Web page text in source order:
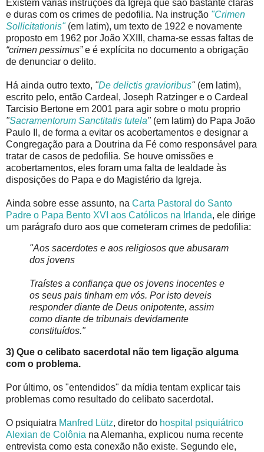
Existem várias instruções da Igreja que são bastante claras
e duras com os crimes de pedofilia. Na instrução "Crimen
Sollicitationis"(em latim), um texto de 1922 e novamente
proposto em 1962 por João XXIII, chama-se essas faltas de
“crimen pessimus”e é explícita no documento a obrigação
de denunciar o delito.
Há ainda outro texto, "De delictis gravioribus" (em latim),
escrito pelo, então Cardeal, Joseph Ratzinger e o Cardeal
Tarcisio Bertone em 2001 para agir sobre o motu proprio
"Sacramentorum Sanctitatis tutela"(em latim) do Papa João
Paulo II, de forma a evitar os acobertamentos e designar a
Congregação para a Doutrina da Fé como responsável para
tratar de casos de pedofilia. Se houve omissões e
acobertamentos, eles foram uma falta de lealdade às
disposições do Papa e do Magistério da Igreja.
Ainda sobre esse assunto, na Carta Pastoral do Santo
Padre o Papa Bento XVI aos Católicos na Irlanda, ele dirige
um parágrafo duro aos que cometeram crimes de pedofilia:
"Aos sacerdotes e aos religiosos que abusaram
dos jovens
Traístes a confiança que os jovens inocentes e
os seus pais tinham em vós. Por isto deveis
responder diante de Deus onipotente, assim
como diante de tribunais devidamente
constituídos."
3) Que o celibato sacerdotal não tem ligação alguma
com o problema.
Por último, os "entendidos" da mídia tentam explicar tais
problemas como resultado do celibato sacerdotal.
O psiquiatra Manfred Lütz, diretor do hospital psiquiátrico
Alexian de Colônia na Alemanha, explicou numa recente
entrevista como esta conexão não existe. Segundo ele,